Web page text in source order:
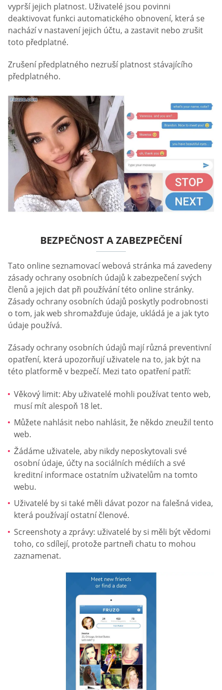
vyprší jejich platnost. Uživatelé jsou povinni
deaktivovat funkci automatického obnovení, která se
nachází v nastavení jejich účtu, a zastavit nebo zrušit
toto předplatné.
Zrušení předplatného nezruší platnost stávajícího
předplatného.
BEZPEČNOST A ZABEZPEČENÍ
Tato online seznamovací webová stránka má zavedeny
zásady ochrany osobních údajů k zabezpečení svých
členů a jejich dat při používání této online stránky.
Zásady ochrany osobních údajů poskytly podrobnosti
o tom, jak web shromažďuje údaje, ukládá je a jak tyto
údaje používá.
Zásady ochrany osobních údajů mají různá preventivní
opatření, která upozorňují uživatele na to, jak být na
této platformě v bezpečí. Mezi tato opatření patří:
Věkový limit: Aby uživatelé mohli používat tento web,
musí mít alespoň 18 let.
Můžete nahlásit nebo nahlásit, že někdo zneužil tento
web.
Žádáme uživatele, aby nikdy neposkytovali své
osobní údaje, účty na sociálních médiích a své
kreditní informace ostatním uživatelům na tomto
webu.
Uživatelé by si také měli dávat pozor na falešná videa,
která používají ostatní členové.
Screenshoty a zprávy: uživatelé by si měli být vědomi
toho, co sdílejí, protože partneři chatu to mohou
zaznamenat.